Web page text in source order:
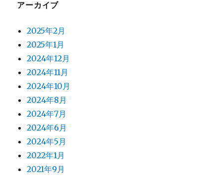
アーカイブ
2025年2月
2025年1月
2024年12月
2024年11月
2024年10月
2024年8月
2024年7月
2024年6月
2024年5月
2022年1月
2021年9月